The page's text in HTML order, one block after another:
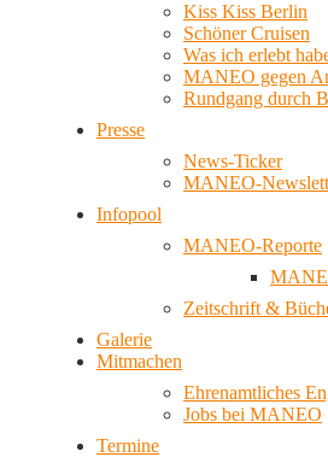
Kiss Kiss Berlin
Schöner Cruisen
Was ich erlebt
MANEO gegen
Rundgang durch
Presse
News-Ticker
MANEO-
Infopool
MANEO-Reporte
Zeitschrift &
Galerie
Mitmachen
Ehrenamtliches
Jobs bei MANEO
Termine